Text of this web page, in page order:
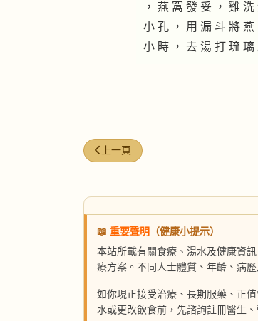
， 燕 窩 發 妥 ， 雞
小 孔 ， 用 漏 斗 將
小 時 ， 去 湯 打 琉 璃
上一篇文章: 論燕窩食制之三
上一頁
📖 重要聲明
（健康小提示）
本站所載有關食療、湯水及健康資
療方案。不同人士體質、年齡、病
如你現正接受治療、長期服藥、正
水或更改飲食前，先諮詢註冊醫生